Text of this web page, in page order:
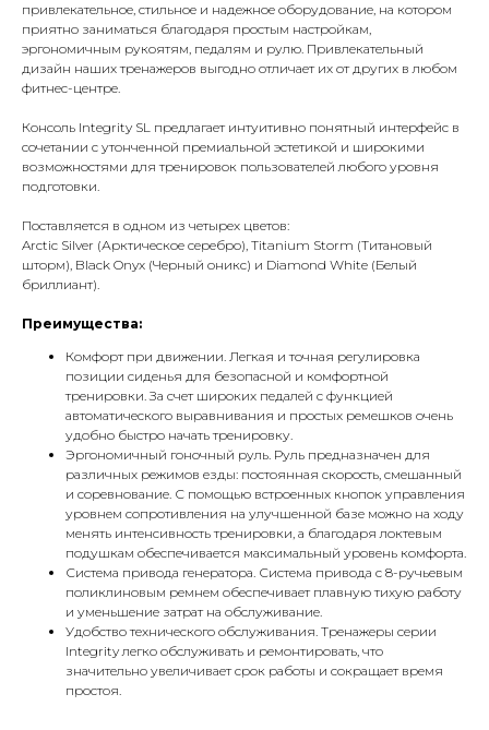
привлекательное, стильное и надежное оборудование, на котором
приятно заниматься благодаря простым настройкам,
эргономичным рукоятям, педалям и рулю. Привлекательный
дизайн наших тренажеров выгодно отличает их от других в любом
фитнес-центре.
Консоль Integrity SL предлагает интуитивно понятный интерфейс в
сочетании с утонченной премиальной эстетикой и широкими
возможностями для тренировок пользователей любого уровня
подготовки.
Поставляется в одном из четырех цветов:
Arctic Silver (Арктическое серебро), Titanium Storm (Титановый
шторм), Black Onyx (Черный оникс) и Diamond White (Белый
бриллиант).
Преимущества:
Комфорт при движении. Легкая и точная регулировка
позиции сиденья для безопасной и комфортной
тренировки. За счет широких педалей с функцией
автоматического выравнивания и простых ремешков очень
удобно быстро начать тренировку.
Эргономичный гоночный руль. Руль предназначен для
различных режимов езды: постоянная скорость, смешанный
и соревнование. С помощью встроенных кнопок управления
уровнем сопротивления на улучшенной базе можно на ходу
менять интенсивность тренировки, а благодаря локтевым
подушкам обеспечивается максимальный уровень комфорта.
Система привода генератора. Система привода с 8-ручьевым
поликлиновым ремнем обеспечивает плавную тихую работу
и уменьшение затрат на обслуживание.
Удобство технического обслуживания. Тренажеры серии
Integrity легко обслуживать и ремонтировать, что
значительно увеличивает срок работы и сокращает время
простоя.